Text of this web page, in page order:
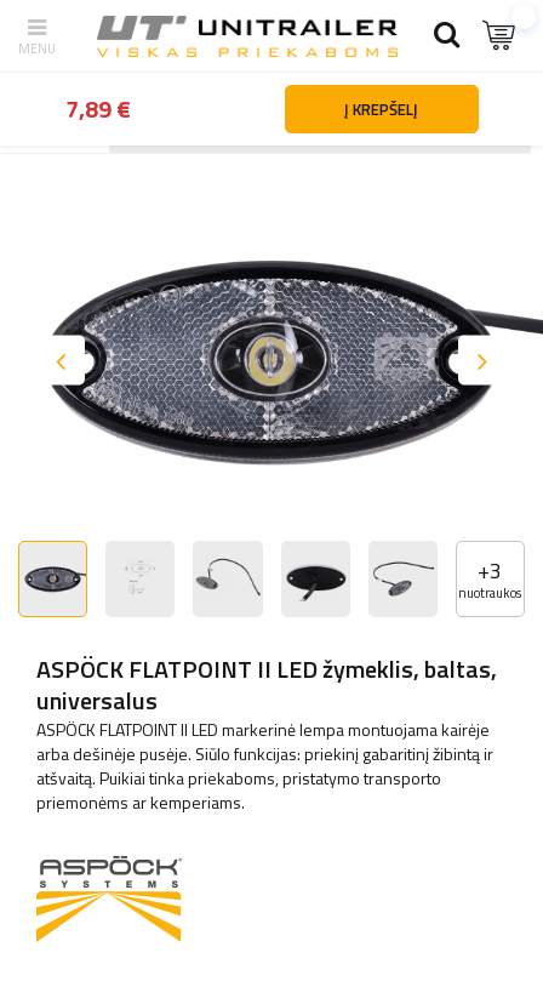
Apšvietimas ir elektros dalys Gabaritiniai žibintai
+3
nuotraukos
ASPÖCK FLATPOINT II LED žymeklis, baltas,
universalus
ASPÖCK FLATPOINT II LED markerinė lempa montuojama kairėje
arba dešinėje pusėje. Siūlo funkcijas: priekinį gabaritinį žibintą ir
atšvaitą. Puikiai tinka priekaboms, pristatymo transporto
priemonėms ar kemperiams.
7,89 € Į KREPŠELĮ